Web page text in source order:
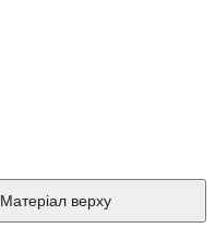
Матеріал верху